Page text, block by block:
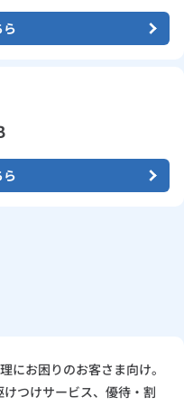
にお困りのお客さま向け。
つけサービス、優待・割